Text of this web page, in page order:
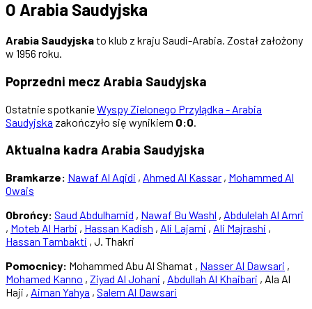
O Arabia Saudyjska
Arabia Saudyjskato klub z kraju Saudi-Arabia. Został założony
w 1956 roku.
Poprzedni mecz Arabia Saudyjska
Ostatnie spotkanieWyspy Zielonego Przylądka - Arabia
Saudyjska zakończyło się wynikiem 0:0
Aktualna kadra Arabia Saudyjska
Bramkarze: Nawaf Al Aqidi , Ahmed Al Kassar , Mohammed Al
Owais
Obrońcy: Saud Abdulhamid , Nawaf Bu Washl , Abdulelah Al Amri
, Moteb Al Harbi , Hassan Kadish , Ali Lajami , Ali Majrashi ,
Hassan Tambakti , J. Thakri
Pomocnicy: Mohammed Abu Al Shamat , Nasser Al Dawsari ,
Mohamed Kanno , Ziyad Al Johani , Abdullah Al Khaibari , Ala Al
Haji , Aiman Yahya , Salem Al Dawsari